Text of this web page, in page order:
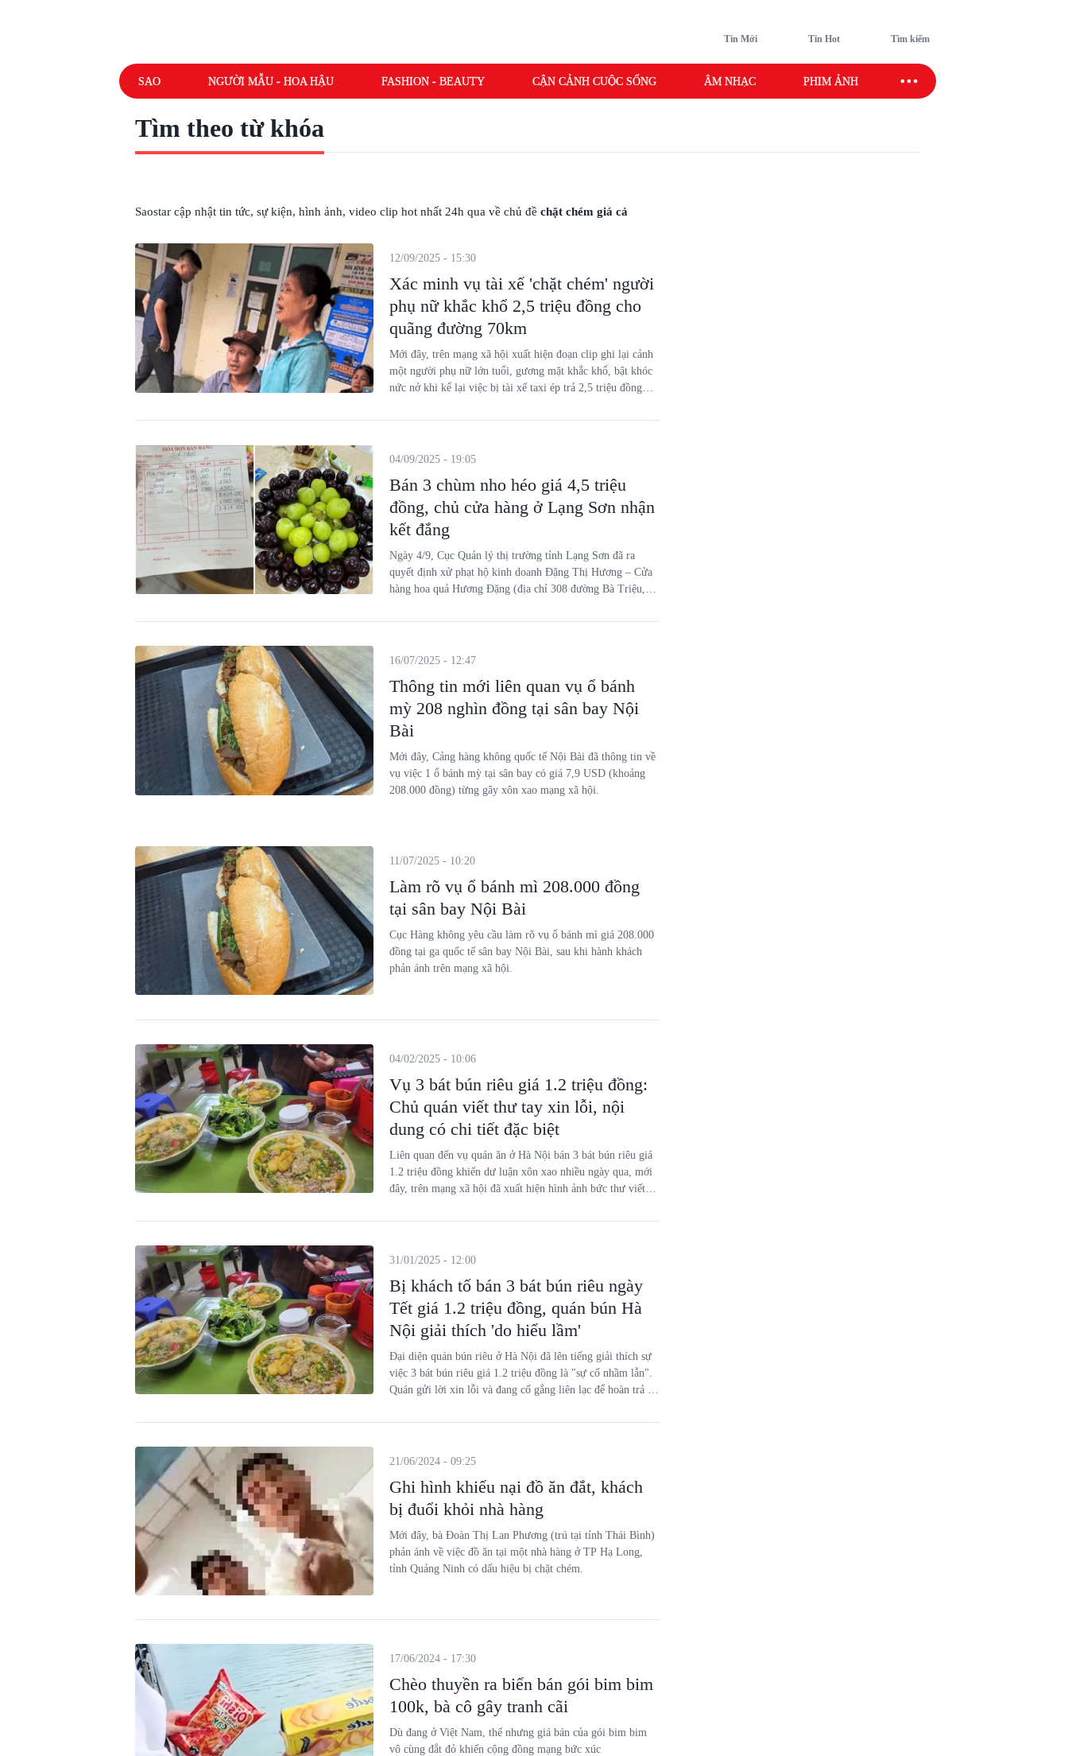
Tin Mới Tin Hot Tìm kiếm
SAO NGƯỜI MẪU - HOA HẬU FASHION - BEAUTY CẬN CẢNH CUỘC SỐNG ÂM NHẠC PHIM ẢNH SAO SPORT
Tìm theo từ khóa
Saostar cập nhật tin tức, sự kiện, hình ảnh, video clip hot nhất 24h qua về chủ đề chặt chém giá cả
Xác minh vụ tài xế 'chặt chém' người
phụ nữ khắc khổ 2,5 triệu đồng cho
quãng đường 70km
12/09/2025 - 15:30
Mới đây, trên mạng xã hội xuất hiện đoạn clip ghi lại cảnh
một người phụ nữ lớn tuổi, gương mặt khắc khổ, bật khóc
nức nở khi kể lại việc bị tài xế taxi ép trả 2,5 triệu đồng
Bán 3 chùm nho héo giá 4,5 triệu
đồng, chủ cửa hàng ở Lạng Sơn nhận
kết đắng
04/09/2025 - 19:05
Ngày 4/9, Cục Quản lý thị trường tỉnh Lạng Sơn đã ra
quyết định xử phạt hộ kinh doanh Đặng Thị Hương – Cửa
hàng hoa quả Hương Đặng (địa chỉ 308 đường Bà Triệu,
Thông tin mới liên quan vụ ổ bánh
mỳ 208 nghìn đồng tại sân bay Nội
Bài
16/07/2025 - 12:47
Mới đây, Cảng hàng không quốc tế Nội Bài đã thông tin về
vụ việc 1 ổ bánh mỳ tại sân bay có giá 7,9 USD (khoảng
208.000 đồng) từng gây xôn xao mạng xã hội.
Làm rõ vụ ổ bánh mì 208.000 đồng
tại sân bay Nội Bài
11/07/2025 - 10:20
Cục Hàng không yêu cầu làm rõ vụ ổ bánh mì giá 208.000
đồng tại ga quốc tế sân bay Nội Bài, sau khi hành khách
phản ánh trên mạng xã hội.
Vụ 3 bát bún riêu giá 1.2 triệu đồng:
Chủ quán viết thư tay xin lỗi, nội
dung có chi tiết đặc biệt
04/02/2025 - 10:06
Liên quan đến vụ quán ăn ở Hà Nội bán 3 bát bún riêu giá
1.2 triệu đồng khiến dư luận xôn xao nhiều ngày qua, mới
đây, trên mạng xã hội đã xuất hiện hình ảnh bức thư viết
Bị khách tố bán 3 bát bún riêu ngày
Tết giá 1.2 triệu đồng, quán bún Hà
Nội giải thích 'do hiểu lầm'
31/01/2025 - 12:00
Đại diện quán bún riêu ở Hà Nội đã lên tiếng giải thích sự
việc 3 bát bún riêu giá 1.2 triệu đồng là "sự cố nhầm lẫn".
Quán gửi lời xin lỗi và đang cố gắng liên lạc để hoàn trả lại
Ghi hình khiếu nại đồ ăn đắt, khách
bị đuổi khỏi nhà hàng
21/06/2024 - 09:25
Mới đây, bà Đoàn Thị Lan Phương (trú tại tỉnh Thái Bình)
phản ánh về việc đồ ăn tại một nhà hàng ở TP Hạ Long,
tỉnh Quảng Ninh có dấu hiệu bị chặt chém.
Chèo thuyền ra biển bán gói bim bim
100k, bà cô gây tranh cãi
17/06/2024 - 17:30
Dù đang ở Việt Nam, thế nhưng giá bán của gói bim bim
vô cùng đắt đỏ khiến cộng đồng mạng bức xúc